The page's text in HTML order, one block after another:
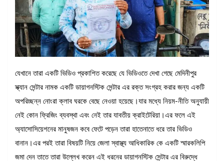
যেখানে তারা একটি ভিডিও প্রকাশিত করেছে যে ভিডিওতে দেখা গেছে মেদিনীপুর
স্ক্যান সেন্টার নামক একটি ডায়াগনস্টিক সেন্টার এর রক্ত সংগ্রহ করার জন্য একটি
অপরিচ্ছন্ন নোংরা ক্লাব ঘরকে বেছে নেওয়া হয়েছে।যার মধ্যে নিয়ম-নীতি অনুযায়ী
নেই কোন ফ্রিজিং ব্যবস্থা এবং নেই তার যাবতীয় ক্রাইটেরিয়া।এর ফলে এই
অ্যাসোসিয়েশনের মানুষজন কবে ফেটে পড়েন তারা হাতেনাতে ধরে তার ভিডিও
বানান।এর পরই তারা বিষয়টি নিয়ে জেলা স্বাস্থ্য আধিকারিক কে একটি স্মারকলিপি
জমা দেন তাতে তারা উল্লেখ করেন এই ধরনের ডায়াগনস্টিক সেন্টার এর বিরুদ্ধে